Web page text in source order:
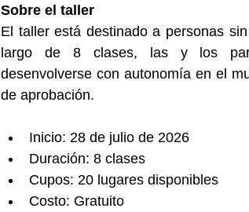
Sobre el taller
El taller está destinado a personas
largo de 8 clases, las y los
desenvolverse con autonomía en el
de aprobación.
Inicio: 28 de julio de 2026
Duración: 8 clases
Cupos: 20 lugares disponibles
Costo: Gratuito